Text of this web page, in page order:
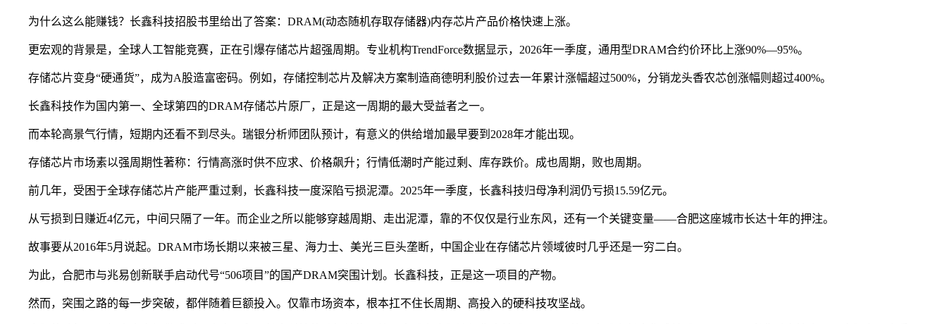
为什么这么能赚钱？长鑫科技招股书里给出了答案：DRAM(动态随机存取存储器)内存芯片产品价格快速上涨。
更宏观的背景是，全球人工智能竞赛，正在引爆存储芯片超强周期。专业机构TrendForce数据显示，2026年一季度，通用型DRAM合约价环比上涨90%—95%。
存储芯片变身“硬通货”，成为A股造富密码。例如，存储控制芯片及解决方案制造商德明利股价过去一年累计涨幅超过500%，分销龙头香农芯创涨幅则超过400%。
长鑫科技作为国内第一、全球第四的DRAM存储芯片原厂，正是这一周期的最大受益者之一。
而本轮高景气行情，短期内还看不到尽头。瑞银分析师团队预计，有意义的供给增加最早要到2028年才能出现。
存储芯片市场素以强周期性著称：行情高涨时供不应求、价格飙升；行情低潮时产能过剩、库存跌价。成也周期，败也周期。
前几年，受困于全球存储芯片产能严重过剩，长鑫科技一度深陷亏损泥潭。2025年一季度，长鑫科技归母净利润仍亏损15.59亿元。
从亏损到日赚近4亿元，中间只隔了一年。而企业之所以能够穿越周期、走出泥潭，靠的不仅仅是行业东风，还有一个关键变量——合肥这座城市长达十年的押注。
故事要从2016年5月说起。DRAM市场长期以来被三星、海力士、美光三巨头垄断，中国企业在存储芯片领域彼时几乎还是一穷二白。
为此，合肥市与兆易创新联手启动代号“506项目”的国产DRAM突围计划。长鑫科技，正是这一项目的产物。
然而，突围之路的每一步突破，都伴随着巨额投入。仅靠市场资本，根本扛不住长周期、高投入的硬科技攻坚战。